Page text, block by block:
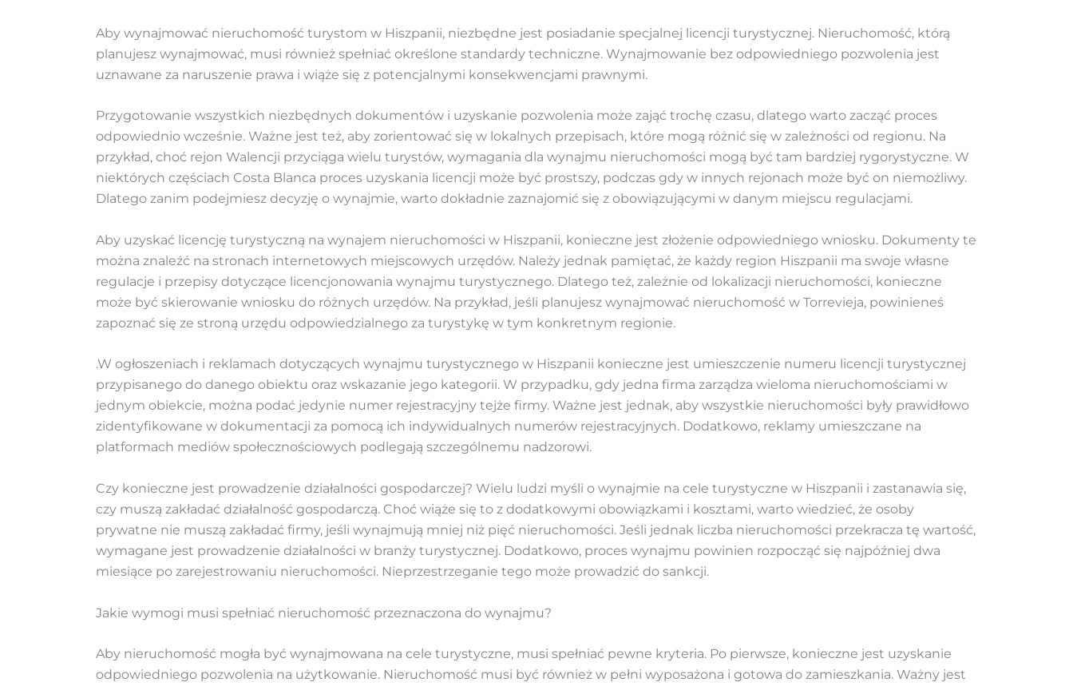
Aby wynajmować nieruchomość turystom w Hiszpanii, niezbędne jest posiadanie specjalnej licencji turystycznej. Nieruchomość, którą
planujesz wynajmować, musi również spełniać określone standardy techniczne. Wynajmowanie bez odpowiedniego pozwolenia jest
uznawane za naruszenie prawa i wiąże się z potencjalnymi konsekwencjami prawnymi.
Przygotowanie wszystkich niezbędnych dokumentów i uzyskanie pozwolenia może zająć trochę czasu, dlatego warto zacząć proces
odpowiednio wcześnie. Ważne jest też, aby zorientować się w lokalnych przepisach, które mogą różnić się w zależności od regionu. Na
przykład, choć rejon Walencji przyciąga wielu turystów, wymagania dla wynajmu nieruchomości mogą być tam bardziej rygorystyczne. W
niektórych częściach Costa Blanca proces uzyskania licencji może być prostszy, podczas gdy w innych rejonach może być on niemożliwy.
Dlatego zanim podejmiesz decyzję o wynajmie, warto dokładnie zaznajomić się z obowiązującymi w danym miejscu regulacjami.
Aby uzyskać licencję turystyczną na wynajem nieruchomości w Hiszpanii, konieczne jest złożenie odpowiedniego wniosku. Dokumenty te
można znaleźć na stronach internetowych miejscowych urzędów. Należy jednak pamiętać, że każdy region Hiszpanii ma swoje własne
regulacje i przepisy dotyczące licencjonowania wynajmu turystycznego. Dlatego też, zależnie od lokalizacji nieruchomości, konieczne
może być skierowanie wniosku do różnych urzędów. Na przykład, jeśli planujesz wynajmować nieruchomość w Torrevieja, powinieneś
zapoznać się ze stroną urzędu odpowiedzialnego za turystykę w tym konkretnym regionie.
.W ogłoszeniach i reklamach dotyczących wynajmu turystycznego w Hiszpanii konieczne jest umieszczenie numeru licencji turystycznej
przypisanego do danego obiektu oraz wskazanie jego kategorii. W przypadku, gdy jedna firma zarządza wieloma nieruchomościami w
jednym obiekcie, można podać jedynie numer rejestracyjny tejże firmy. Ważne jest jednak, aby wszystkie nieruchomości były prawidłowo
zidentyfikowane w dokumentacji za pomocą ich indywidualnych numerów rejestracyjnych. Dodatkowo, reklamy umieszczane na
platformach mediów społecznościowych podlegają szczególnemu nadzorowi.
Czy konieczne jest prowadzenie działalności gospodarczej? Wielu ludzi myśli o wynajmie na cele turystyczne w Hiszpanii i zastanawia się,
czy muszą zakładać działalność gospodarczą. Choć wiąże się to z dodatkowymi obowiązkami i kosztami, warto wiedzieć, że osoby
prywatne nie muszą zakładać firmy, jeśli wynajmują mniej niż pięć nieruchomości. Jeśli jednak liczba nieruchomości przekracza tę wartość,
wymagane jest prowadzenie działalności w branży turystycznej. Dodatkowo, proces wynajmu powinien rozpocząć się najpóźniej dwa
miesiące po zarejestrowaniu nieruchomości. Nieprzestrzeganie tego może prowadzić do sankcji.
Jakie wymogi musi spełniać nieruchomość przeznaczona do wynajmu?
Aby nieruchomość mogła być wynajmowana na cele turystyczne, musi spełniać pewne kryteria. Po pierwsze, konieczne jest uzyskanie
odpowiedniego pozwolenia na użytkowanie. Nieruchomość musi być również w pełni wyposażona i gotowa do zamieszkania. Ważny jest